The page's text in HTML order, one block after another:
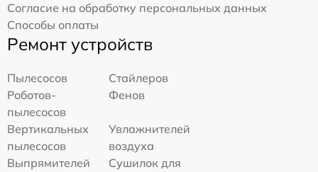
Согласие на обработку персональных данных
Способы оплаты
Ремонт устройств
Пылесосов
Стайлеров
Роботов-
пылесосов
Фенов
Вертикальных
пылесосов
Увлажнителей
воздуха
Выпрямителей
Сушилок для